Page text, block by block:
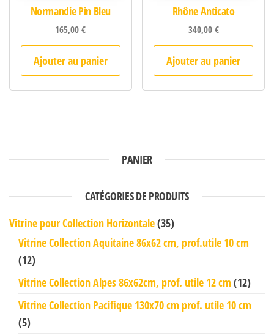
Normandie Pin Bleu
165,00€
Ajouter au panier
Rhône Anticato
340,00€
Ajouter au panier
PANIER
CATÉGORIES DE PRODUITS
Vitrine pour Collection Horizontale(35)
Vitrine Collection Aquitaine 86x62 cm, prof.utile 10 cm
(12)
Vitrine Collection Alpes 86x62cm, prof. utile 12 cm (12)
Vitrine Collection Pacifique 130x70 cm prof. utile 10 cm
(5)